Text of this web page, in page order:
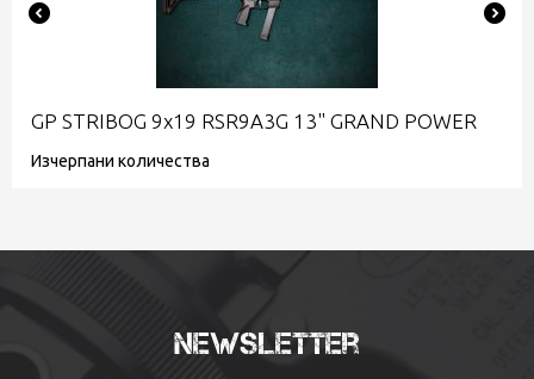
GP STRIBOG 9x19 RSR9A3G 13" GRAND POWER
Изчерпани количества
Newsletter